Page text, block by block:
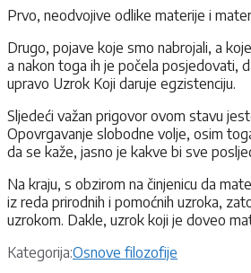
Prvo, neodvojive odlike materije i
Drugo, pojave koje smo nabrojali, a
a nakon toga ih je počela posjedovati,
upravo Uzrok Koji daruje egzistenciju.
Sljedeći važan prigovor ovom stavu
Opovrgavanje slobodne volje, osim
da se kaže, jasno je kakve bi sve
Na kraju, s obzirom na činjenicu da
iz reda prirodnih i pomoćnih uzroka,
uzrokom. Dakle, uzrok koji je doveo
Kategorija:Kategorije
Osnove filozofije